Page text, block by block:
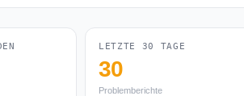
LETZTE 30 TAGE
30
Problemberichte